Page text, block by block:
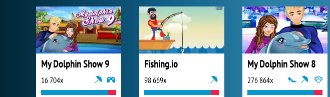
My Dolphin Show 9
16 704x
Fishing.io
98 669x
My Dolphin Show 8
276 864x